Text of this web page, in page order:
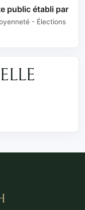
public établi par
- Élections